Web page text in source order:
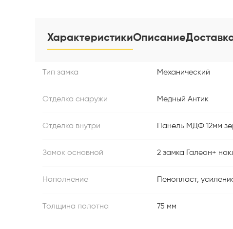
ХарактеристикиОписание
Тип замка Механический
Отделка снаружи Медный Антик
Отделка внутри Панель МДФ 12мм
Замок основной 2 замка Галеон+
Наполнение Пенопласт,
Толщина полотна 75 мм